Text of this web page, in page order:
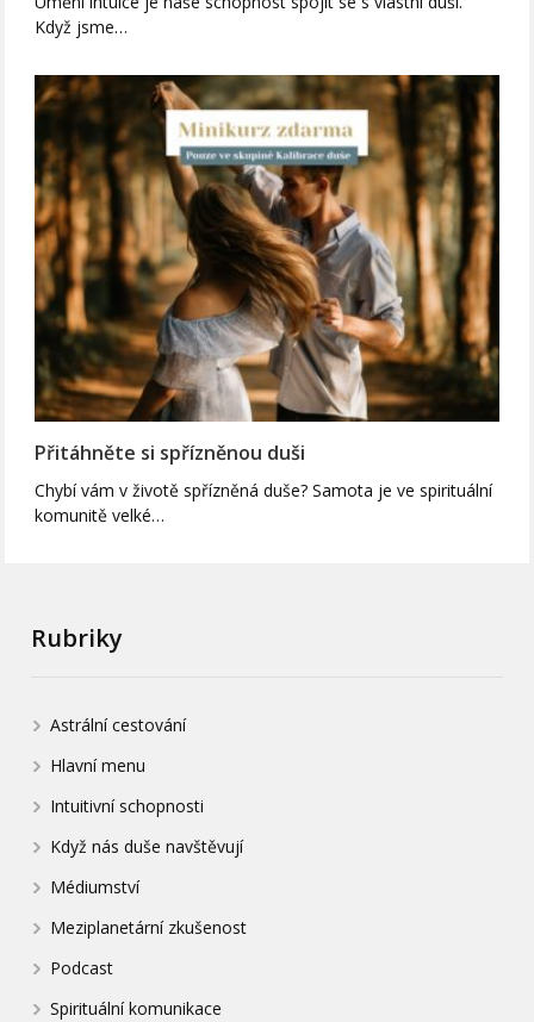
Když jsme…
Přitáhněte si spřízněnou duši
Chybí vám v životě spřízněná duše? Samota je ve spirituální
komunitě velké…
Rubriky
Astrální cestování
Hlavní menu
Intuitivní schopnosti
Když nás duše navštěvují
Médiumství
Meziplanetární zkušenost
Podcast
Spirituální komunikace